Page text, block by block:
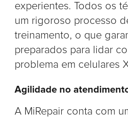
experientes. Todos os
um rigoroso processo
treinamento, o que
preparados para lidar
problema em celulares
Agilidade no
A MiRepair conta com